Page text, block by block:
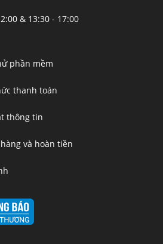
& 13:30 - 17:00
phần mềm
thanh toán
thông tin
và hoàn tiền